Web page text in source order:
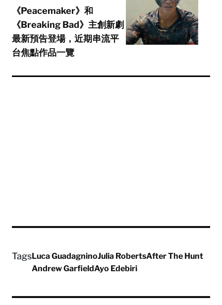
《Peacemaker》和
《Breaking Bad》主創新劇
最新預告登場，近期串流平
台焦點作品一覽
TagsLuca GuadagninoJulia RobertsAfter The Hunt
Andrew GarfieldAyo Edebiri